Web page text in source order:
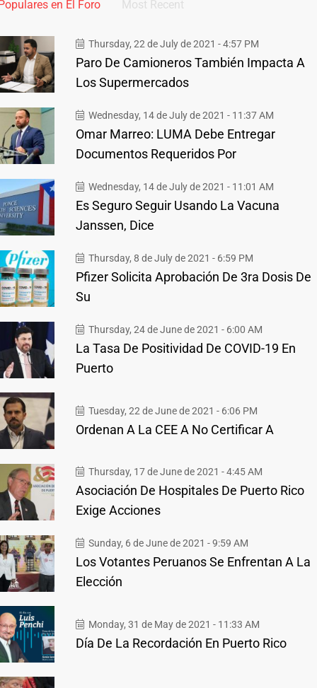
en El Foro Most Recent
Thursday, 22 de July de 2021 - 4:57 PM
Paro De Camioneros También Impacta A
Los Supermercados
Wednesday, 14 de July de 2021 - 11:37 AM
Omar Marreo: LUMA Debe Entregar
Documentos Requeridos Por
Wednesday, 14 de July de 2021 - 11:01 AM
Es Seguro Seguir Usando La Vacuna
Janssen, Dice
Thursday, 8 de July de 2021 - 6:59 PM
Pfizer Solicita Aprobación De 3ra Dosis De
Su
Thursday, 24 de June de 2021 - 6:00 AM
La Tasa De Positividad De COVID-19 En
Puerto
Tuesday, 22 de June de 2021 - 6:06 PM
Ordenan A La CEE A No Certificar A
Thursday, 17 de June de 2021 - 4:45 AM
Asociación De Hospitales De Puerto Rico
Exige Acciones
Sunday, 6 de June de 2021 - 9:59 AM
Los Votantes Peruanos Se Enfrentan A La
Elección
Monday, 31 de May de 2021 - 11:33 AM
Día De La Recordación En Puerto Rico